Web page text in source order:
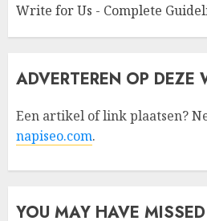
Write for Us - Complete
ADVERTEREN OP DEZE
Een artikel of link plaatsen?
napiseo.com.
YOU MAY HAVE MISSED